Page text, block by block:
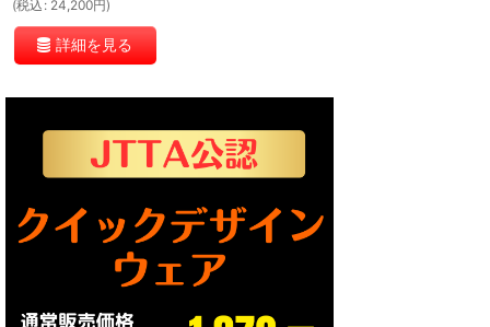
(税込 : 24,200円)
詳細を見る